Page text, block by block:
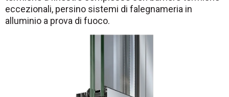
eccezionali, persino sistemi di falegnameria in
alluminio a prova di fuoco.